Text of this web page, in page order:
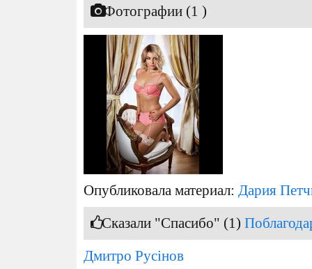
Фотографии (1 )
Опубликовала материал: Дария
Сказали "Спасибо" (1)
Дмитро Русінов